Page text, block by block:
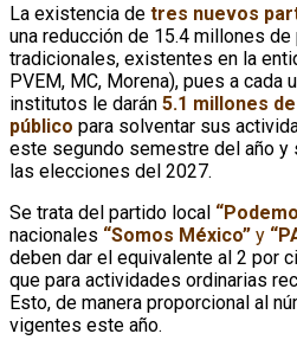
La existencia de tres nuevos
una reducción de 15.4 millones
tradicionales, existentes en la
PVEM, MC, Morena), pues a cada
institutos le darán 5.1 millones
público para solventar sus
este segundo semestre del año y
las elecciones del 2027.
Se trata del partido local
nacionales “Somos México” y
deben dar el equivalente al 2 por
que para actividades ordinarias
Esto, de manera proporcional al
vigentes este año.